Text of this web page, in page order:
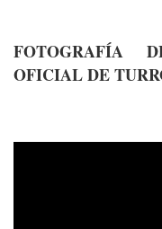
FOTOGRAFÍA
OFICIAL DE